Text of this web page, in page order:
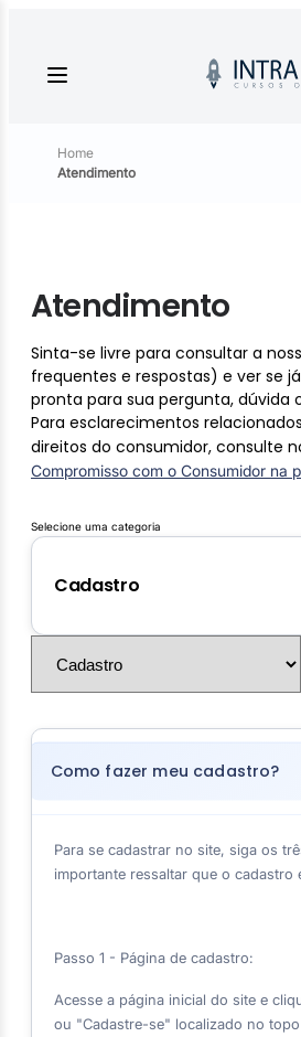
Home
Atendimento
Atendimento
Sinta-se livre para consultar a
frequentes e respostas) e ver se
pronta para sua pergunta, dúvida
Para esclarecimentos
direitos do consumidor, consulte
Compromisso com o Consumidor na
Selecione uma categoria
Cadastro
Como fazer meu cadastro?
Para se cadastrar no site, siga os
importante ressaltar que o cadastro
Passo 1 - Página de cadastro:
Acesse a página inicial do site e
ou "Cadastre-se" localizado no